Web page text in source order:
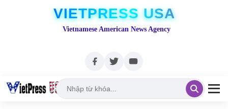
VIETPRESS USA
Vietnamese American News Agency